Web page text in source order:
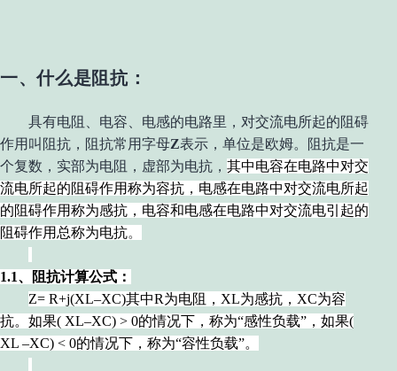
一、什么是阻抗：
具有电阻、电容、电感的电路里，对交流电所起的阻碍
作用叫阻抗，阻抗常用字母Z表示，单位是欧姆。阻抗是一
个复数，实部为电阻，虚部为电抗， 其中电容在电路中对交
流电所起的阻碍作用称为容抗，电感在电路中对交流电所起
的阻碍作用称为感抗，电容和电感在电路中对交流电引起的
阻碍作用总称为电抗。
1.1、阻抗计算公式：
Z= R+j(XL–XC)其中R为电阻，XL为感抗，XC为容
抗。 如果( XL–XC) > 0的情况下，称为“感性负载”，如果(
XL –XC) < 0的情况下， 称为“容性负载”。